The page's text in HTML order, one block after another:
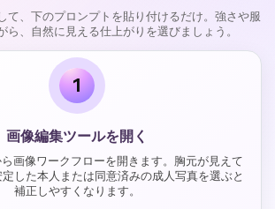
て、下のプロンプトを貼り付けるだけ。強さや服
ら、自然に見える仕上がりを選びましょう。
1
画像編集ツールを開く
画像ワークフローを開きます。胸元が見えて
した本人または同意済みの成人写真を選ぶと
補正しやすくなります。